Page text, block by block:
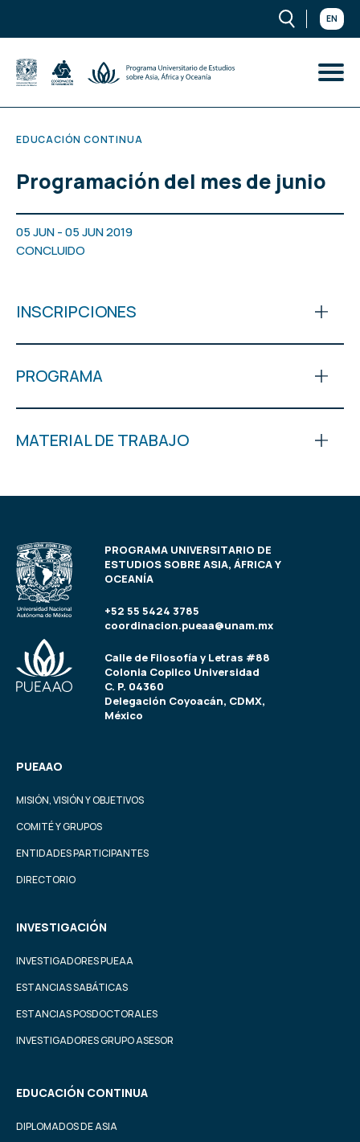
EN
EDUCACIÓN CONTINUA
Programación del mes de junio
05 JUN - 05 JUN 2019
CONCLUIDO
INSCRIPCIONES
PROGRAMA
MATERIAL DE TRABAJO
PROGRAMA UNIVERSITARIO DE
ESTUDIOS SOBRE ASIA, ÁFRICA Y
OCEANÍA
+52 55 5424 3785
coordinacion.pueaa@unam.mx
Calle de Filosofía y Letras #88
Colonia Copilco Universidad
C. P. 04360
Delegación Coyoacán, CDMX,
México
PUEAAO
MISIÓN, VISIÓN Y OBJETIVOS
COMITÉ Y GRUPOS
ENTIDADES PARTICIPANTES
DIRECTORIO
INVESTIGACIÓN
INVESTIGADORES PUEAA
ESTANCIAS SABÁTICAS
ESTANCIAS POSDOCTORALES
INVESTIGADORES GRUPO ASESOR
EDUCACIÓN CONTINUA
DIPLOMADOS DE ASIA